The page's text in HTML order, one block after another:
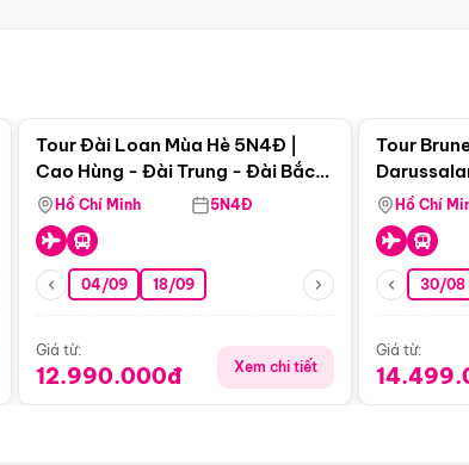
Tour Đài Loan Mùa Hè 5N4Đ |
Cao Hùng - Đài Trung - Đài Bắc
(Bay Vj)
Hồ Chí Minh 5N4Đ
04/09 18/09
Giá từ:
12.990.000đ Xem chi tiết
Tour
Hồ Chí
30/08
Giá từ: